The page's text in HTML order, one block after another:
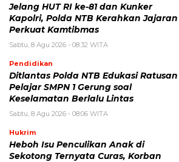
Jelang HUT RI ke-81 dan Kunker
Kapolri, Polda NTB Kerahkan Jajaran
Perkuat Kamtibmas
Sabtu, 8 Agu 2026 - 08:32 WITA
Pendidikan
Ditlantas Polda NTB Edukasi Ratusan
Pelajar SMPN 1 Gerung soal
Keselamatan Berlalu Lintas
Sabtu, 8 Agu 2026 - 08:06 WITA
Hukrim
Heboh Isu Penculikan Anak di
Sekotong Ternyata Curas, Korban